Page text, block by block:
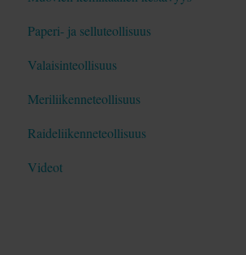
Blogit
Videot
Blogit
Opas
Blogit
Paperi- ja selluteollisuus
Opas
Blogit
Valaisinteollisuus
Opas
Blogit
Meriliikenneteollisuus
Opas
Blogit
Raideliikenneteollisuus
Opas
Videot